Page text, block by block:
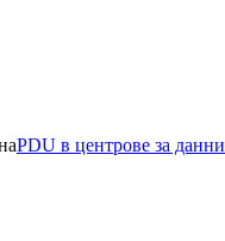
PDU в центрове за данни